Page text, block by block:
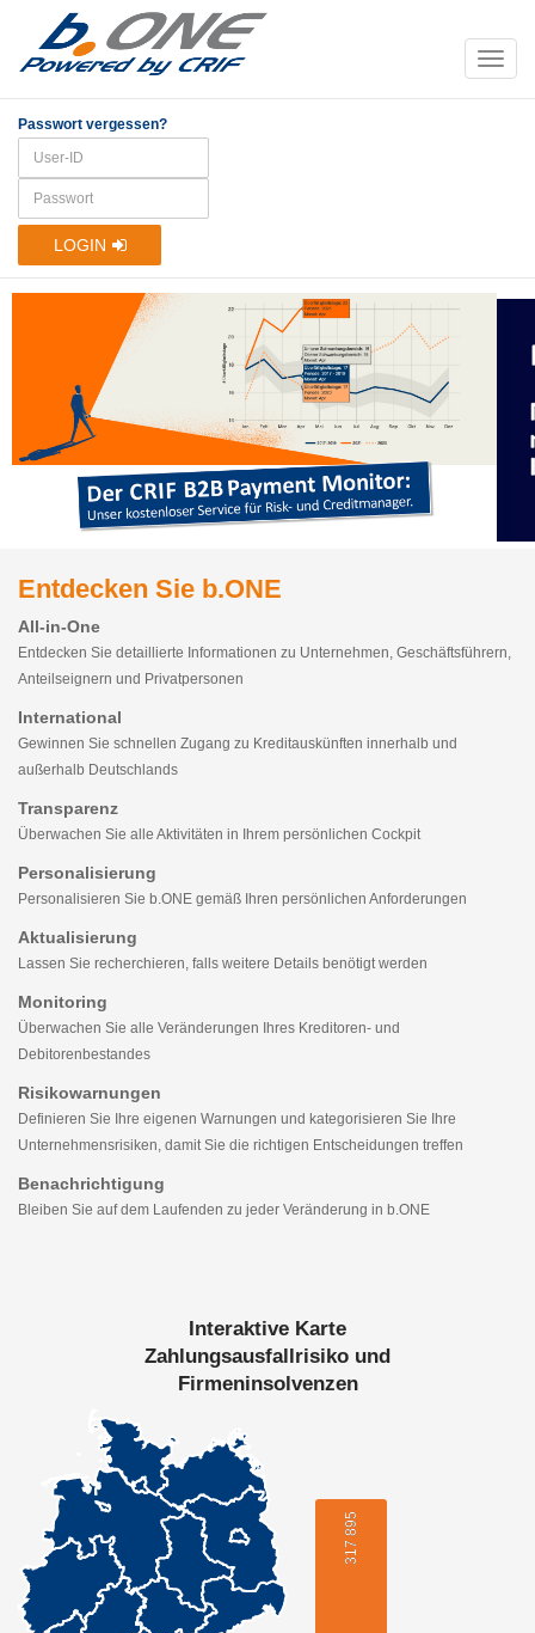
Passwort vergessen?
LOGIN
Entdecken Sie b.ONE
All-in-One
Entdecken Sie detaillierte Informationen zu Unternehmen, Geschäftsführern,
Anteilseignern und Privatpersonen
International
Gewinnen Sie schnellen Zugang zu Kreditauskünften innerhalb und
außerhalb Deutschlands
Transparenz
Überwachen Sie alle Aktivitäten in Ihrem persönlichen Cockpit
Personalisierung
Personalisieren Sie b.ONE gemäß Ihren persönlichen Anforderungen
Aktualisierung
Lassen Sie recherchieren, falls weitere Details benötigt werden
Monitoring
Überwachen Sie alle Veränderungen Ihres Kreditoren- und
Debitorenbestandes
Risikowarnungen
Definieren Sie Ihre eigenen Warnungen und kategorisieren Sie Ihre
Unternehmensrisiken, damit Sie die richtigen Entscheidungen treffen
Benachrichtigung
Bleiben Sie auf dem Laufenden zu jeder Veränderung in b.ONE
Interaktive Karte
Zahlungsausfallrisiko und
Firmeninsolvenzen
317 895
317 895